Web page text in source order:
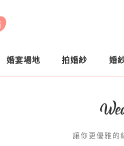
婚宴場地 拍婚紗 婚
讓你更優雅的